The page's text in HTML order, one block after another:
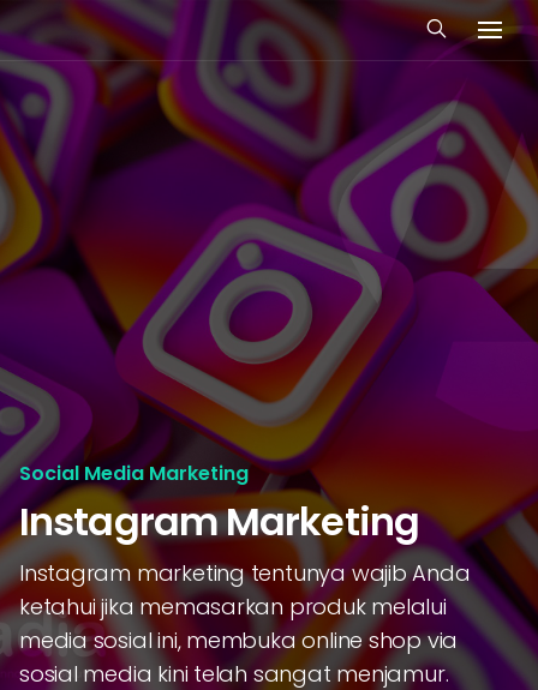
Social Media Marketing
Instagram Marketing
Instagram marketing tentunya wajib Anda
ketahui jika memasarkan produk melalui
media sosial ini, membuka online shop via
sosial media kini telah sangat menjamur.